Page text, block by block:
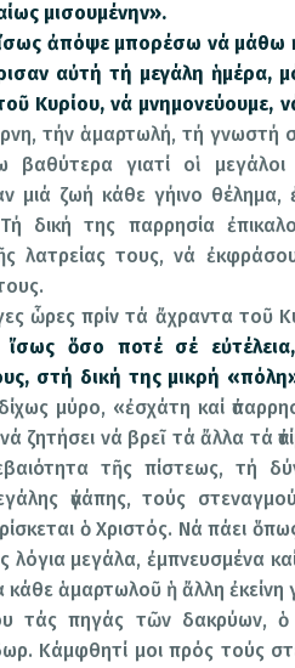
μισουμένην».
ἀπόψε μπορέσω νά μάθω
αὐτή τή μεγάλη ἡμέρα,
Κυρίου, νά μνημονεύουμε,
τήν ἁμαρτωλή, τή γνωστή
βαθύτερα γιατί οἱ μεγάλοι
μιά ζωή κάθε γήινο θέλημα,
δική της παρρησία
λατρείας τους, νά
ὧρες πρίν τά ἄχραντα τοῦ
ὅσο ποτέ σέ
στή δική της μικρή
μύρο, «ἐσχάτη καί
ζητήσει νά βρεῖ τά ἄλλα τά
τῆς πίστεως, τή
ἀγάπης, τούς
ὁ Χριστός. Νά πάει
μεγάλα, ἐμπνευσμένα
ἁμαρτωλοῦ ἡ ἄλλη ἐκείνη
τάς πηγάς τῶν δακρύων, ὁ
Κάμφθητί μοι πρός τούς